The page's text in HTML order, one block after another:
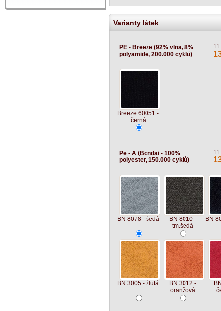
Varianty látek
PE - Breeze (92% vlna, 8%
polyamide, 200.000 cyklů)
Breeze 60051 -
černá
Pe - A (Bondai - 100%
polyester, 150.000 cyklů)
BN 8078 - šedá
BN 8010 -
tm.šedá
BN
BN 3005 - žlutá
BN 3012 -
oranžová